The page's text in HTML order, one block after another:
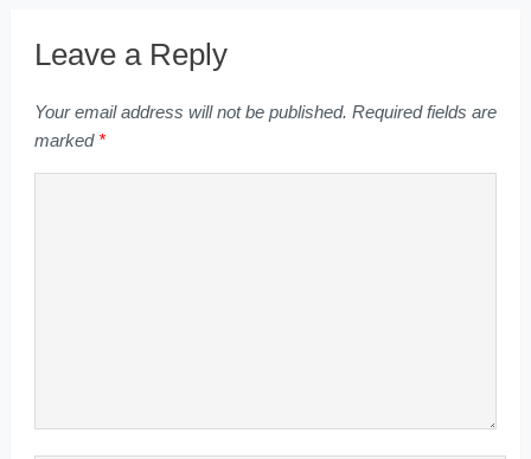
Leave a Reply
Your email address will not be published. Required fields are
marked *